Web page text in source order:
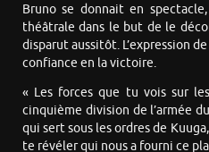
Bruno se donnait en
théâtrale dans le but de le
disparut aussitôt. L’expression
confiance en la victoire.
« Les forces que tu vois sur
cinquième division de l’armée
qui sert sous les ordres de
te révéler qui nous a fourni ce